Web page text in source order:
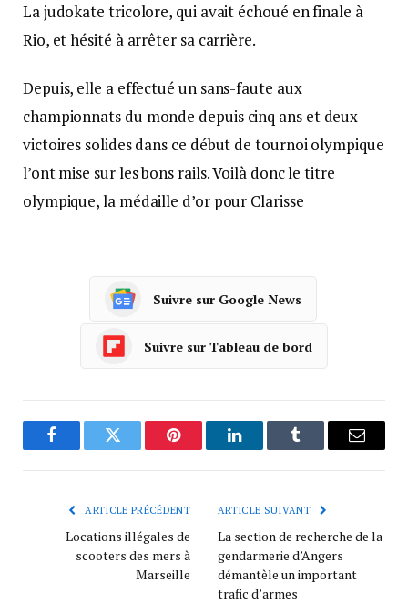
La judokate tricolore, qui avait échoué en finale à
Rio, et hésité à arrêter sa carrière.
Depuis, elle a effectué un sans-faute aux
championnats du monde depuis cinq ans et deux
victoires solides dans ce début de tournoi olympique
l’ont mise sur les bons rails. Voilà donc le titre
olympique, la médaille d’or pour Clarisse
Suivre sur Google News
Suivre sur Tableau de bord
FacebookTwitter Pinterest LinkedInTumblr
ARTICLE PRÉCÉDENT
Locations illégales de
scooters des mers à
Marseille
ARTICLE SUIVANT
La section de recherche de la
gendarmerie d’Angers
démantèle un important
trafic d’armes